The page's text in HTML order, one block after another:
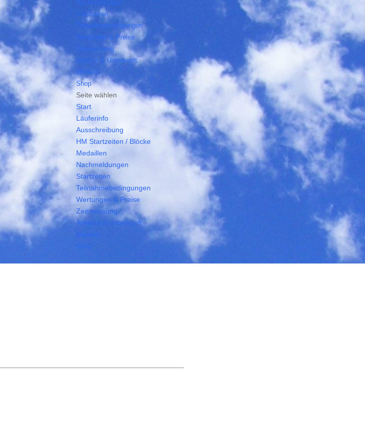
Nachmeldungen
Startzeiten
Teilnahmebedingungen
Wertungen & Preise
Zeitmessung
Anreise & Unterkunft
Medien
Shop
Seite wählen
Start
Läuferinfo
Ausschreibung
HM Startzeiten / Blöcke
Medaillen
Nachmeldungen
Startzeiten
Teilnahmebedingungen
Wertungen & Preise
Zeitmessung
Anreise & Unterkunft
Medien
Shop